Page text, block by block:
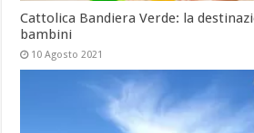
Cattolica Bandiera Verde: la
bambini
10 Agosto 2021